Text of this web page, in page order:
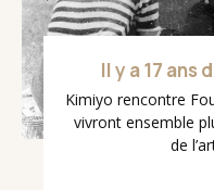
Il y a 17 ans
Kimiyo rencontre
vivront ensemble
de